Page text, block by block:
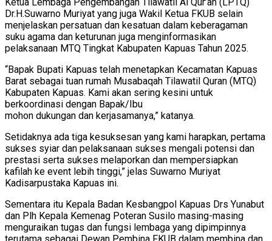
Dr.H.Suwarno Muriyat yang juga Wakil Ketua FKUB selain
menjelaskan persatuan dan kesatuan dalam keberagaman
suku agama dan keturunan juga menginformasikan
pelaksanaan MTQ Tingkat Kabupaten Kapuas Tahun 2025.
“Bapak Bupati Kapuas telah menetapkan Kecamatan Kapuas
Barat sebagai tuan rumah Musabaqah Tilawatil Quran (MTQ)
Kabupaten Kapuas. Kami akan sering kesini untuk
berkoordinasi dengan Bapak/Ibu
mohon dukungan dan kerjasamanya,” katanya.
Setidaknya ada tiga kesuksesan yang kami harapkan, pertama
sukses syiar dan pelaksanaan sukses mengali potensi dan
prestasi serta sukses melaporkan dan mempersiapkan
kafilah ke event lebih tinggi,” jelas Suwarno Muriyat
Kadisarpustaka Kapuas ini.
Sementara itu Kepala Badan Kesbangpol Kapuas Drs Yunabut
dan Plh Kepala Kemenag Poteran Susilo masing-masing
menguraikan tugas dan fungsi lembaga yang dipimpinnya